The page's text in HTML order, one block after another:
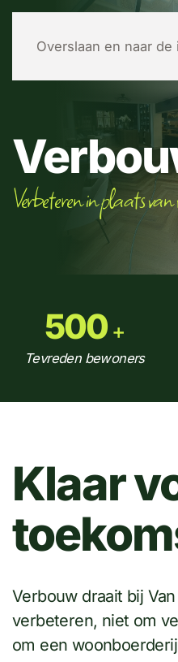
Overslaan en naar de
Verbeteren in plaats
500 +
Tevreden bewoners
Klaar
Verbouw draait bij
verbeteren, niet om
om een